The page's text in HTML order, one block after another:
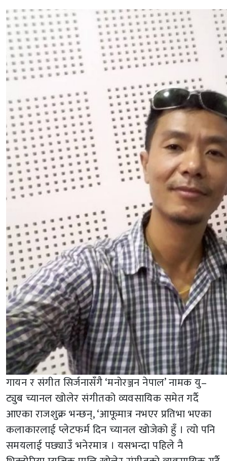
गायन र संगीत सिर्जनासँगै ‘मनोरञ्जन नेपाल’ नामक यु–
ट्युब च्यानल खोलेर संगीतको व्यवसायिक समेत गर्दै
आएका राजशुक्र भन्छन्, ‘आफूमात्र नभएर प्रतिभा भएका
कलाकारलाई प्लेटफर्म दिन च्यानल खोजेको हुँ । त्यो पनि
समयलाई पछ्याउँ भनेरमात्र । यसभन्दा पहिले नै